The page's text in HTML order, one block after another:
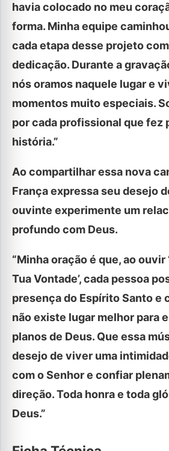
havia colocado no meu
forma. Minha equipe
cada etapa desse projeto
dedicação. Durante a
nós oramos naquele lugar e
momentos muito especiais.
por cada profissional que fez
história.”
Ao compartilhar essa nova
França expressa seu desejo
ouvinte experimente um
profundo com Deus.
“Minha oração é que, ao ouvir
Tua Vontade’, cada pessoa
presença do Espírito Santo e
não existe lugar melhor para
planos de Deus. Que essa
desejo de viver uma
com o Senhor e confiar
direção. Toda honra e toda
Deus.”